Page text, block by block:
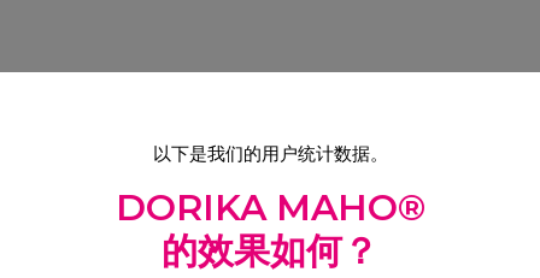
以下是我们的用户统计数据。
DORIKA MAHO®
的效果如何？